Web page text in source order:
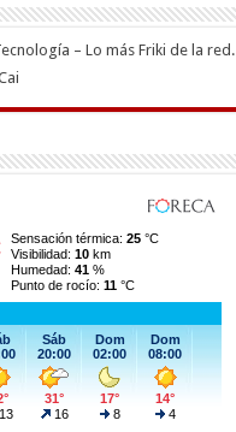
– Lo más Friki de la red.